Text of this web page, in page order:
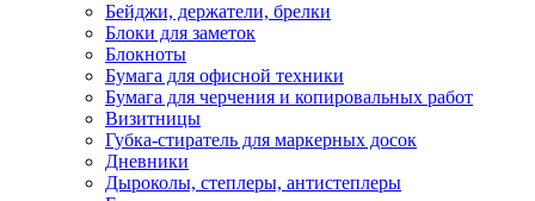
Бейджи, держатели, брелки
Блоки для заметок
Блокноты
Бумага для офисной техники
Бумага для черчения и копировальных работ
Визитницы
Губка-стиратель для маркерных досок
Дневники
Дыроколы, степлеры, антистеплеры